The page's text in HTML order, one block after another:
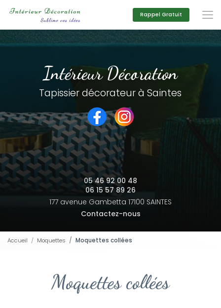
principal
Rappel Gratuit
Intérieur Décoration
Tapissier décorateur à Saintes
05 46 92 00 48
06 15 57 89 26
177 avenue Gambetta 17100 SAINTES
Contactez-nous
Accueil Moquettes Moquettes collées
Moquettes collées